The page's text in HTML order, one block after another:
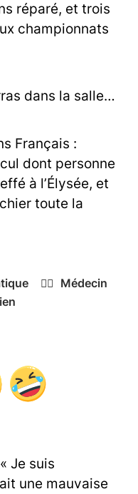
réparé, et trois
championnats
dans la salle…
Français :
dont personne
à l’Élysée, et
toute la
👨‍⚕️
Médecin
Je suis
une mauvaise